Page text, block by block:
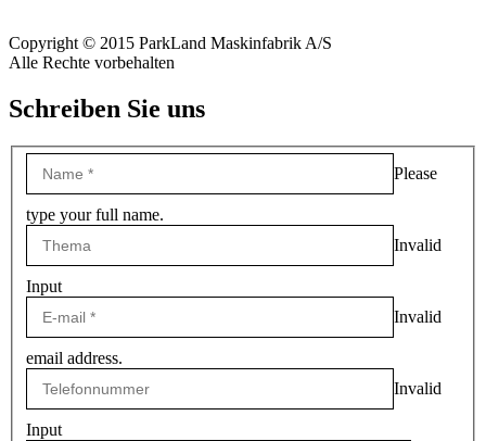
Copyright © 2015 ParkLand Maskinfabrik A/S
Alle Rechte vorbehalten
Schreiben Sie uns
Please
type your full name.
Invalid
Input
Invalid
email address.
Invalid
Input